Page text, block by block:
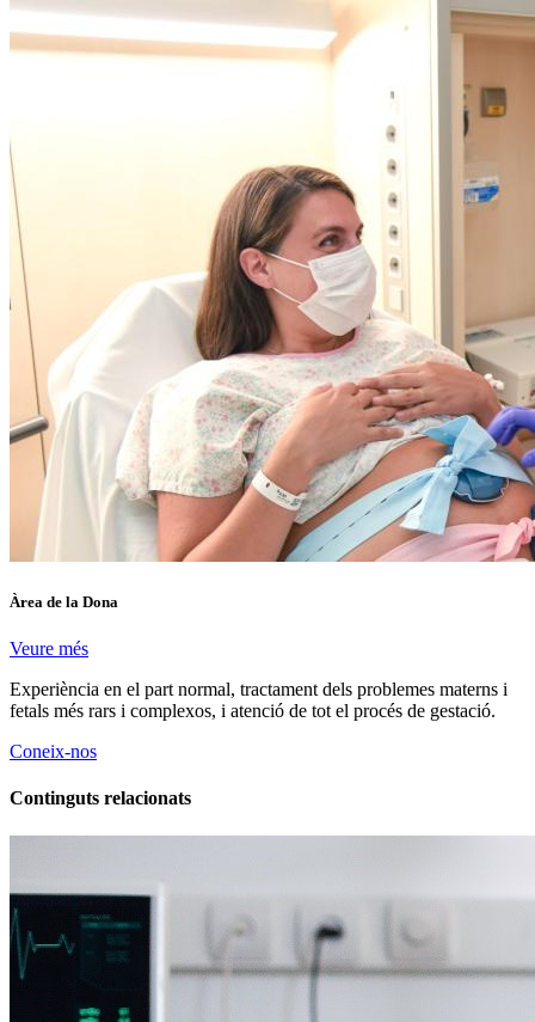
Àrea de la Dona
Veure més
Experiència en el part normal, tractament dels problemes materns i
fetals més rars i complexos, i atenció de tot el procés de gestació.
Coneix-nos
Continguts relacionats